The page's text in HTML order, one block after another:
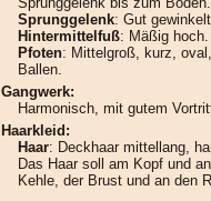
Sprunggelenk: Gut gewinkelt.
Hintermittelfuß: Mäßig hoch.
Pfoten: Mittelgroß, kurz,
Ballen.
Gangwerk:
Harmonisch, mit gutem
Haarkleid:
Haar: Deckhaar mittellang,
Das Haar soll am Kopf und
Kehle, der Brust und an den